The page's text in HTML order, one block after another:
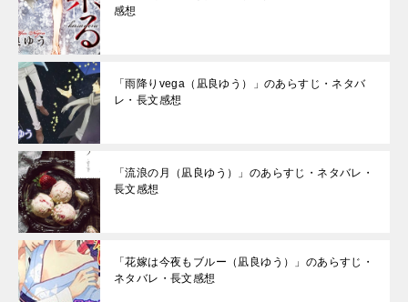
感想
「雨降りvega（凪良ゆう）」のあらすじ・ネタバ
レ・長文感想
「流浪の月（凪良ゆう）」のあらすじ・ネタバレ・
長文感想
「花嫁は今夜もブルー（凪良ゆう）」のあらすじ・
ネタバレ・長文感想